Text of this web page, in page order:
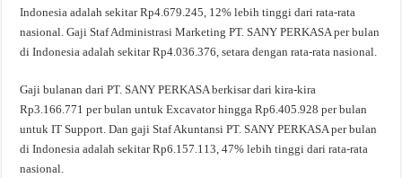
Indonesia adalah sekitar Rp4.679.245, 12% lebih tinggi dari rata-rata
nasional. Gaji Staf Administrasi Marketing PT. SANY PERKASA per bulan
di Indonesia adalah sekitar Rp4.036.376, setara dengan rata-rata nasional.
Gaji bulanan dari PT. SANY PERKASA berkisar dari kira-kira
Rp3.166.771 per bulan untuk Excavator hingga Rp6.405.928 per bulan
untuk IT Support. Dan gaji Staf Akuntansi PT. SANY PERKASA per bulan
di Indonesia adalah sekitar Rp6.157.113, 47% lebih tinggi dari rata-rata
nasional.